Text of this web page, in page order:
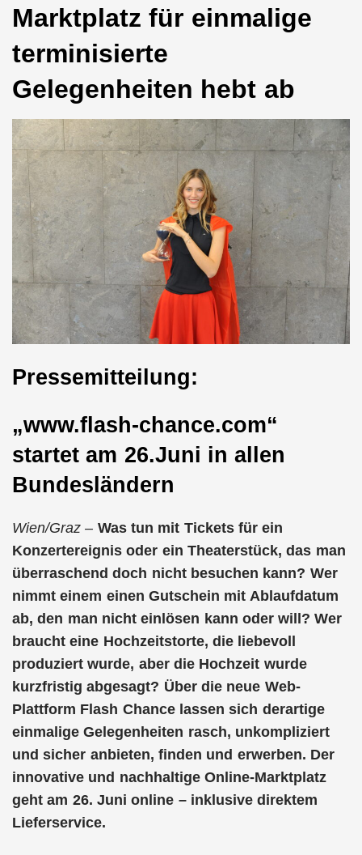
Marktplatz für einmalige
terminisierte
Gelegenheiten hebt ab
Pressemitteilung:
„www.flash-chance.com“
startet am 26.Juni in allen
Bundesländern
Wien/Graz – Was tun mit Tickets für ein
Konzertereignis oder ein Theaterstück, das man
überraschend doch nicht besuchen kann? Wer
nimmt einem einen Gutschein mit Ablaufdatum
ab, den man nicht einlösen kann oder will? Wer
braucht eine Hochzeitstorte, die liebevoll
produziert wurde, aber die Hochzeit wurde
kurzfristig abgesagt? Über die neue Web-
Plattform Flash Chance lassen sich derartige
einmalige Gelegenheiten rasch, unkompliziert
und sicher anbieten, finden und erwerben. Der
innovative und nachhaltige Online-Marktplatz
geht am 26. Juni online – inklusive direktem
Lieferservice.